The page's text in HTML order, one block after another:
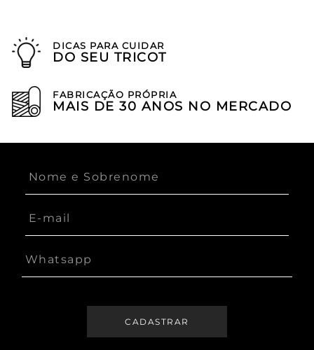
DICAS PARA CUIDAR
DO SEU TRICOT
FABRICAÇÃO PRÓPRIA
MAIS DE 30 ANOS NO MERCADO